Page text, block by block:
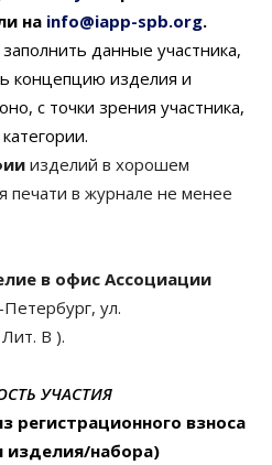
на info@iapp-spb.org.
данные участника,
концепцию изделия и
с точки зрения участника,
изделий в хорошем
печати в журнале не менее
в офис Ассоциации
ул.
В ).
УЧАСТИЯ
регистрационного взноса
изделия/набора)